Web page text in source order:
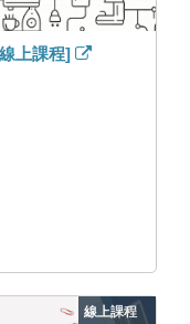
上課程]
線上課程